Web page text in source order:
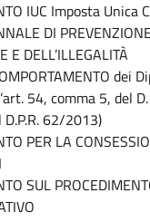
IUC Imposta Unica
DI
E DELL’ILLEGALITÀ
dei
54, comma 5, del
D.P.R. 62/2013)
PER LA
SUL